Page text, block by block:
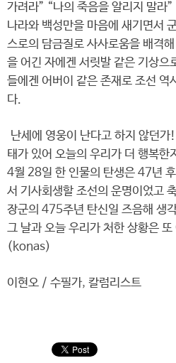
가려라” “나의 죽음을 알리지 말라
나라와 백성만을 마음에 새기면서
스로의 담금질로 사사로움을 배격
을 어긴 자에겐 서릿발 같은 기상으
들에겐 어버이 같은 존재로 조선 역
다.
난세에 영웅이 난다고 하지 않던가
태가 있어 오늘의 우리가 더 행복
4월 28일 한 인물의 탄생은 47년
서 기사회생할 조선의 운명이었고
장군의 475주년 탄신일 즈음해
그 날과 오늘 우리가 처한 상황은
(konas)
이현오 / 수필가, 칼럼리스트